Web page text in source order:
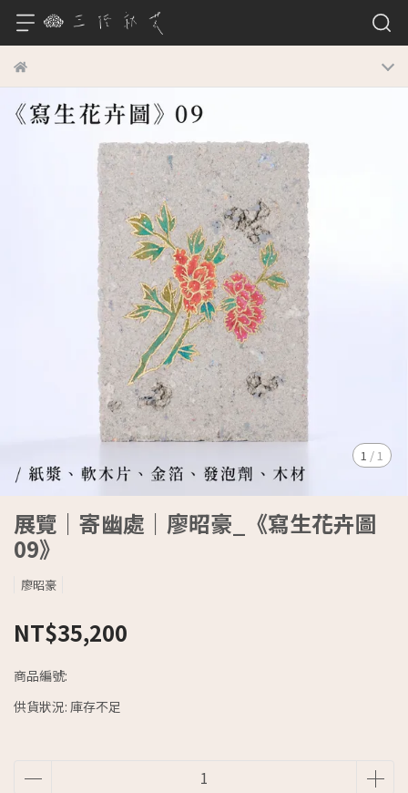
1 / 1
展覽｜寄幽處｜廖昭豪_《寫生花卉圖
09》
廖昭豪
NT$35,200
商品編號:
供貨狀況: 庫存不足